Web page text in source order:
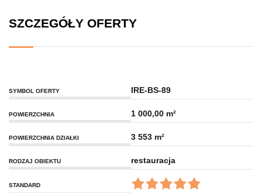
SZCZEGÓŁY OFERTY
SYMBOL OFERTY IRE-BS-89
POWIERZCHNIA 1 000,00 m²
POWIERZCHNIA DZIAŁKI 3 553 m²
RODZAJ OBIEKTU restauracja
STANDARD